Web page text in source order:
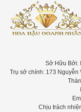
Sở Hữu Bởi:
Trụ sở chính: 173
Chịu trách